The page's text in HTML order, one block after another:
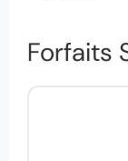
Forfaits